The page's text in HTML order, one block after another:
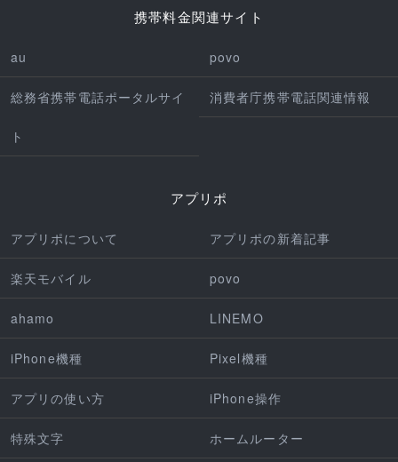
携帯料金関連サイト
au povo
総務省携帯電話ポータルサイ
ト
消費者庁携帯電話関連情報
アプリポ
アプリポについて アプリポの新着記事
楽天モバイル povo
ahamo LINEMO
iPhone機種 Pixel機種
アプリの使い方 iPhone操作
特殊文字 ホームルーター